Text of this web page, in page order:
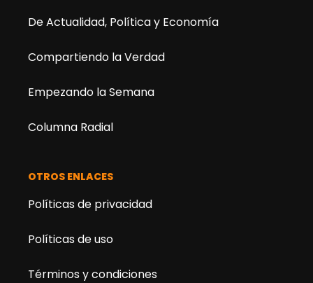
De Actualidad, Política y Economía
Compartiendo la Verdad
Empezando la Semana
Columna Radial
OTROS ENLACES
Políticas de privacidad
Políticas de uso
Términos y condiciones